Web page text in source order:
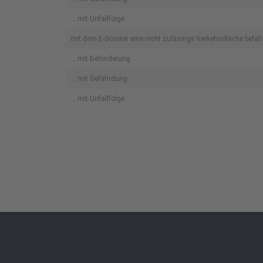
... mit Unfallfolge
mit dem E-Scooter eine nicht zulässige Verkehrsfläche
... mit Behinderung
... mit Gefährdung
... mit Unfallfolge